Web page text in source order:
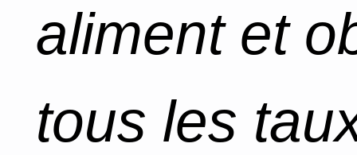
aliment et
tous les